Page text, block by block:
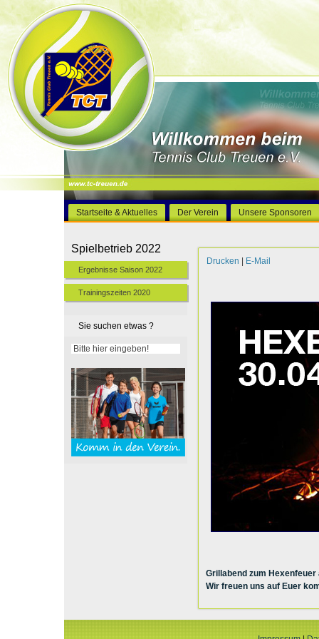
Startseite & Aktuelles Der Verein Unsere Sponsoren
Spielbetrieb 2022
Ergebnisse Saison 2022
Trainingszeiten 2020
Sie suchen etwas ?
Drucken E-Mail
Grillabend zum Hexenfeuer
Wir freuen uns auf Euer